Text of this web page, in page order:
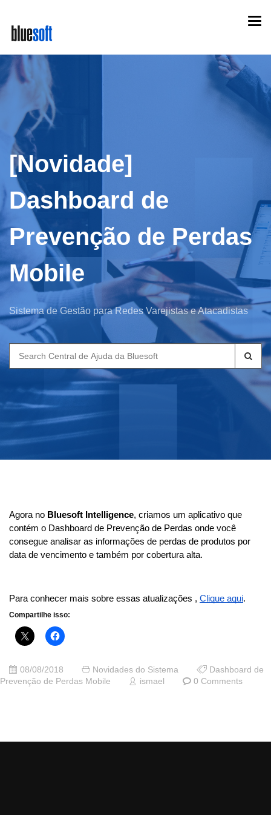
main
content
[Novidade]
Dashboard de
Prevenção de Perdas
Mobile
Sistema de Gestão para Redes Varejistas e Atacadistas
Search
for:
Agora no Bluesoft Intelligence, criamos um aplicativo que
contém o Dashboard de Prevenção de Perdas onde você
consegue analisar as informações de perdas de produtos por
data de vencimento e também por cobertura alta.
Para conhecer mais sobre essas atualizações , Clique aqui.
Compartilhe isso:
08/08/2018 Novidades do Sistema
Dashboard de
Prevenção de Perdas Mobile
ismael 0 Comments